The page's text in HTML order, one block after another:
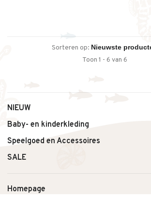
Sorteren op:
Toon 1 - 6 van 6
NIEUW
Baby- en kinderkleding
Speelgoed en Accessoires
SALE
Homepage